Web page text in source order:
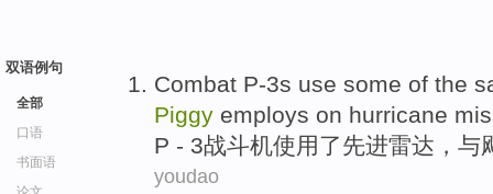
双语例句
全部
口语
书面语
Combat P-3s use some of the
Piggy employs on hurricane
P - 3战斗机使用了先进雷达 ，与
youdao